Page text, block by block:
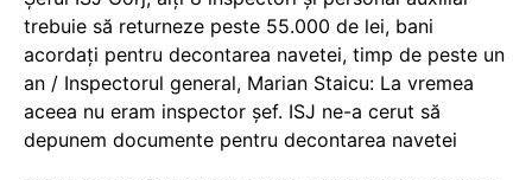
trebuie să returneze peste 55.000 de lei, bani
acordați pentru decontarea navetei, timp de peste un
an / Inspectorul general, Marian Staicu: La vremea
aceea nu eram inspector șef. ISJ ne-a cerut să
depunem documente pentru decontarea navetei